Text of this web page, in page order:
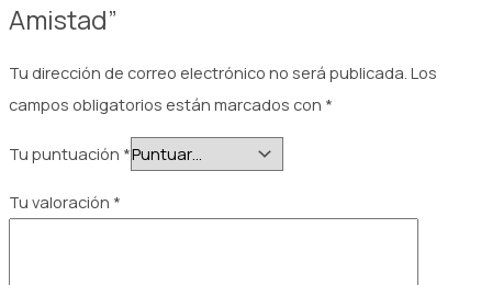
Amistad”
Tu dirección de correo electrónico no será publicada. Los
campos obligatorios están marcados con *
Tu puntuación *
Tu valoración *